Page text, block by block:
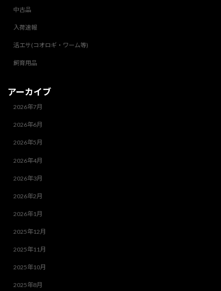
中古品
入荷速報
活エサ(コオロギ・ワーム等)
飼育用品
アーカイブ
2026年7月
2026年6月
2026年5月
2026年4月
2026年3月
2026年2月
2026年1月
2025年12月
2025年11月
2025年10月
2025年8月